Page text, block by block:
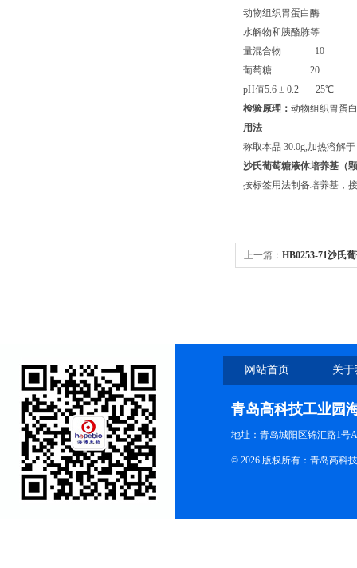
动物组织胃蛋白酶
水解物和胰酪胨等
量混合物 10
葡萄糖 20
pH值5.6 ± 0.2 25℃
检验原理： 动物组织胃蛋
用法
称取本品 30.0g,加热溶解
沙氏葡萄糖液体培养基（
按标签用法制备培养基，
上一篇： HB0253-71沙氏
网站首页 关
青岛高科技工业园
地址：青岛城阳区锦汇路1号
© 2026 版权所有：青岛高科